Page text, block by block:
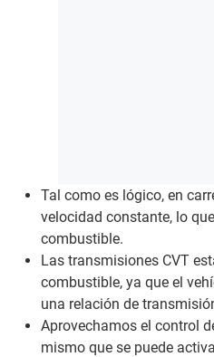
Tal como es lógico, en
velocidad constante, lo
combustible.
Las transmisiones CVT
combustible, ya que el
una relación de
Aprovechamos el control
mismo que se puede